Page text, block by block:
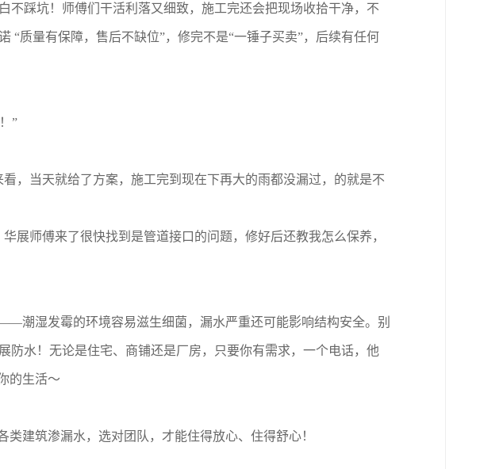
不踩坑！师傅们干活利落又细致，施工完还会把现场收拾干净，不
“质量有保障，售后不缺位”，修完不是“一锤子买卖”，后续有任何
”
，当天就给了方案，施工完到现在下再大的雨都没漏过，的就是不
展师傅来了很快找到是管道接口的问题，修好后还教我怎么保养，
潮湿发霉的环境容易滋生细菌，漏水严重还可能影响结构安全。别
防水！无论是住宅、商铺还是厂房，只要你有需求，一个电话，他
的生活～
建筑渗漏水，选对团队，才能住得放心、住得舒心！